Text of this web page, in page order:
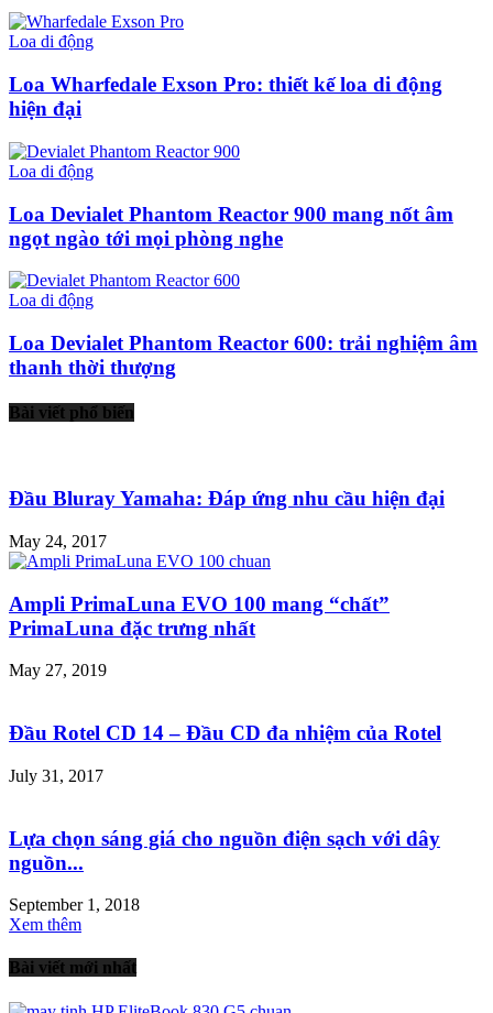
Loa di động
Loa Wharfedale Exson Pro: thiết kế loa di động
hiện đại
Loa di động
Loa Devialet Phantom Reactor 900 mang nốt âm
ngọt ngào tới mọi phòng nghe
Loa di động
Loa Devialet Phantom Reactor 600: trải nghiệm âm
thanh thời thượng
Bài viết phổ biến
Đầu Bluray Yamaha: Đáp ứng nhu cầu hiện đại
May 24, 2017
Ampli PrimaLuna EVO 100 mang “chất”
PrimaLuna đặc trưng nhất
May 27, 2019
Đầu Rotel CD 14 – Đầu CD đa nhiệm của Rotel
July 31, 2017
Lựa chọn sáng giá cho nguồn điện sạch với dây
nguồn...
September 1, 2018
Xem thêm
Bài viết mới nhất